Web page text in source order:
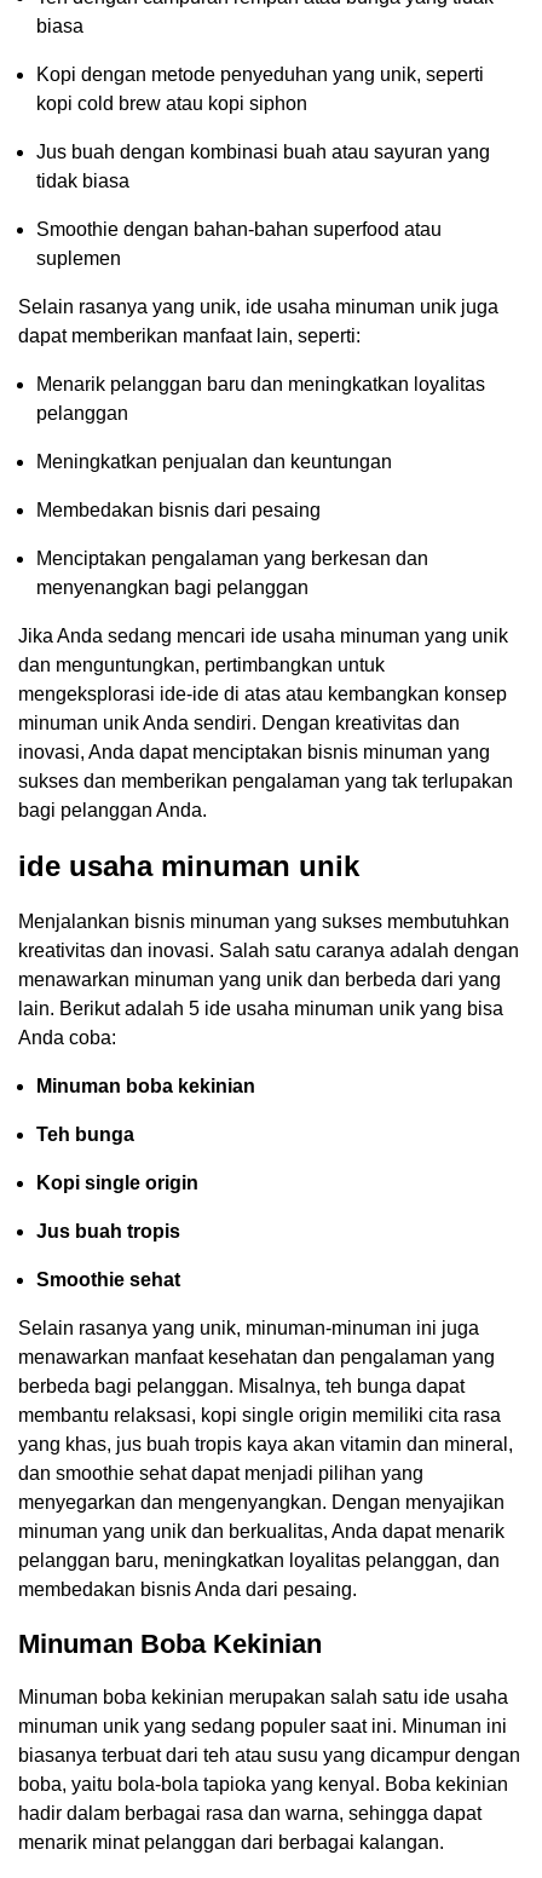
biasa
Kopi dengan metode penyeduhan yang unik, seperti
kopi cold brew atau kopi siphon
Jus buah dengan kombinasi buah atau sayuran yang
tidak biasa
Smoothie dengan bahan-bahan superfood atau
suplemen
Selain rasanya yang unik, ide usaha minuman unik juga
dapat memberikan manfaat lain, seperti:
Menarik pelanggan baru dan meningkatkan loyalitas
pelanggan
Meningkatkan penjualan dan keuntungan
Membedakan bisnis dari pesaing
Menciptakan pengalaman yang berkesan dan
menyenangkan bagi pelanggan
Jika Anda sedang mencari ide usaha minuman yang unik
dan menguntungkan, pertimbangkan untuk
mengeksplorasi ide-ide di atas atau kembangkan konsep
minuman unik Anda sendiri. Dengan kreativitas dan
inovasi, Anda dapat menciptakan bisnis minuman yang
sukses dan memberikan pengalaman yang tak terlupakan
bagi pelanggan Anda.
ide usaha minuman unik
Menjalankan bisnis minuman yang sukses membutuhkan
kreativitas dan inovasi. Salah satu caranya adalah dengan
menawarkan minuman yang unik dan berbeda dari yang
lain. Berikut adalah 5 ide usaha minuman unik yang bisa
Anda coba:
Minuman boba kekinian
Teh bunga
Kopi single origin
Jus buah tropis
Smoothie sehat
Selain rasanya yang unik, minuman-minuman ini juga
menawarkan manfaat kesehatan dan pengalaman yang
berbeda bagi pelanggan. Misalnya, teh bunga dapat
membantu relaksasi, kopi single origin memiliki cita rasa
yang khas, jus buah tropis kaya akan vitamin dan mineral,
dan smoothie sehat dapat menjadi pilihan yang
menyegarkan dan mengenyangkan. Dengan menyajikan
minuman yang unik dan berkualitas, Anda dapat menarik
pelanggan baru, meningkatkan loyalitas pelanggan, dan
membedakan bisnis Anda dari pesaing.
Minuman Boba Kekinian
Minuman boba kekinian merupakan salah satu ide usaha
minuman unik yang sedang populer saat ini. Minuman ini
biasanya terbuat dari teh atau susu yang dicampur dengan
boba, yaitu bola-bola tapioka yang kenyal. Boba kekinian
hadir dalam berbagai rasa dan warna, sehingga dapat
menarik minat pelanggan dari berbagai kalangan.